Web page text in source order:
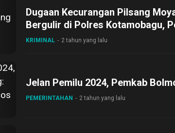
Dugaan Kecurangan Pilsang
Bergulir di Polres Kotamobagu,
Perkembangan
KRIMINAL 2 tahun yang lalu
Jelan Pemilu 2024, Pemkab
PEMERINTAHAN 2 tahun yang lalu